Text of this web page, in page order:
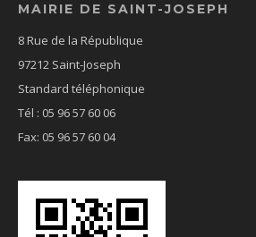
MAIRIE DE SAINT-JOSEPH
8 Rue de la République
97212 Saint-Joseph
Standard téléphonique
Tél : 05 96 57 60 06
Fax: 05 96 57 60 04